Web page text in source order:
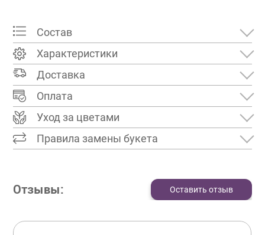
Состав
Характеристики
Доставка
Оплата
Уход за цветами
Правила замены букета
Отзывы: Оставить отзыв